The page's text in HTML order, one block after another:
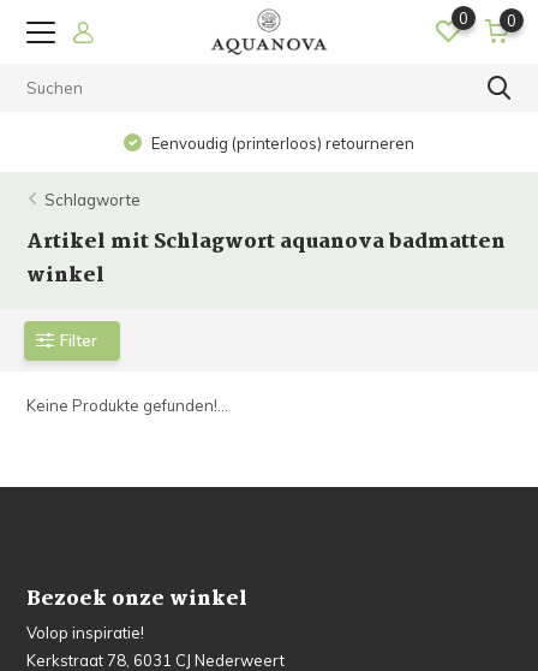
0 0
Eenvoudig (printerloos) retourneren
Schlagworte
Artikel mit Schlagwort aquanova badmatten
winkel
Filter
Keine Produkte gefunden!...
Bezoek onze winkel
Volop inspiratie!
Kerkstraat 78, 6031 CJ Nederweert